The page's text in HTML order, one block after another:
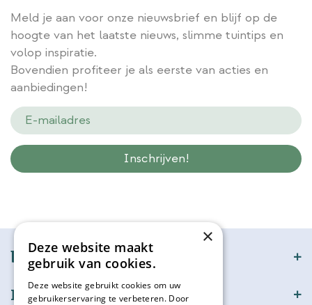
Meld je aan voor onze nieuwsbrief en blijf op de
hoogte van het laatste nieuws, slimme tuintips en
volop inspiratie.
Bovendien profiteer je als eerste van acties en
aanbiedingen!
bijSTOX
Klantenservice
×
Deze website maakt
gebruik van cookies.
Deze website gebruikt cookies om uw
gebruikerservaring te verbeteren. Door